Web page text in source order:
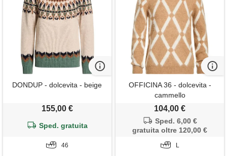
DONDUP - dolcevita - beige
155,00 €
Sped. gratuita
46
OFFICINA 36 - dolcevita -
cammello
104,00 €
Sped. 6,00 €
gratuita oltre 120,00 €
L